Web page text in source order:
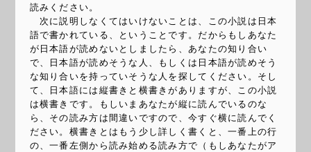
読みください。
次に説明しなくてはいけないことは、この小説は日本
語で書かれている、ということです。だからもしあなた
が日本語が読めないとしましたら、あなたの知り合い
で、日本語が読めそうな人、もしくは日本語が読めそう
な知り合いを持っていそうな人を探してください。そし
て、日本語には縦書きと横書きがありますが、この小説
は横書きです。もしいまあなたが縦に読んでいるのな
ら、その読み方は間違いですので、今すぐ横に読んでく
ださい。横書きとはもう少し詳しく書くと、一番上の行
の、一番左側から読み始める読み方で（もしあなたがア